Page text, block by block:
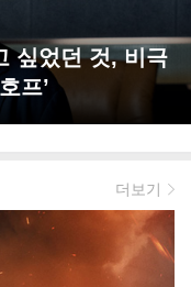
싶었던 것, 비극
프’
더보기